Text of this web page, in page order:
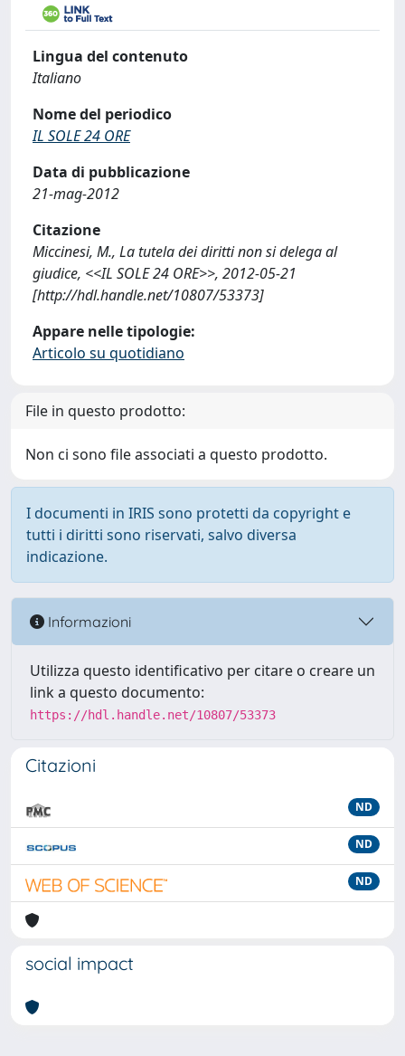
Lingua del contenuto
Italiano
Nome del periodico
IL SOLE 24 ORE
Data di pubblicazione
21-mag-2012
Citazione
Miccinesi, M., La tutela dei diritti non si delega al
giudice, <<IL SOLE 24 ORE>>, 2012-05-21
[http://hdl.handle.net/10807/53373]
Appare nelle tipologie:
Articolo su quotidiano
File in questo prodotto:
Non ci sono file associati a questo prodotto.
I documenti in IRIS sono protetti da copyright e
tutti i diritti sono riservati, salvo diversa
indicazione.
Informazioni
Utilizza questo identificativo per citare o creare un
link a questo documento:
https://hdl.handle.net/10807/53373
Citazioni
ND
ND
ND
social impact